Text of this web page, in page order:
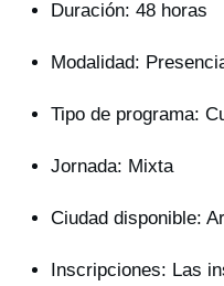
Duración: 48 horas
Modalidad:
Tipo de programa:
Jornada: Mixta
Ciudad disponible:
Inscripciones: Las